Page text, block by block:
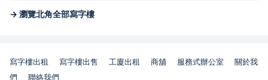
→ 瀏覽北角全部寫字樓
寫字樓出租 寫字樓出售 工廈出租 商舖 服務式辦公室
關於我
們
聯絡我們